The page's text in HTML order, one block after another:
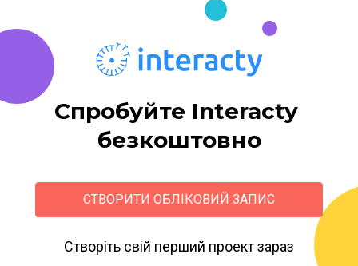
Спробуйте Interacty
безкоштовно
СТВОРИТИ ОБЛІКОВИЙ ЗАПИС
Створіть свій перший проект зараз